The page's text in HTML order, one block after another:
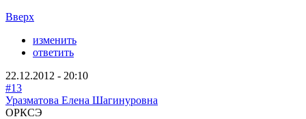
Вверх
изменить
ответить
22.12.2012 - 20:10
#13
Уразматова Елена Шагинуровна
ОРКСЭ